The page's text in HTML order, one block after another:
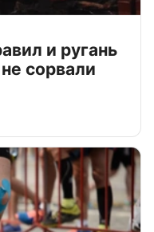
и ругань
сорвали